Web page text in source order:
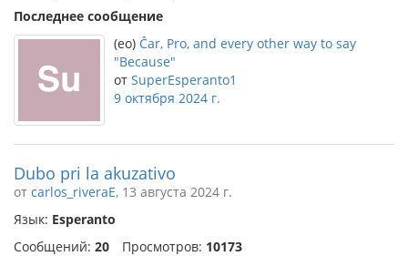
Последнее сообщение
(eo) Ĉar, Pro, and every other way to say
"Because"
от SuperEsperanto1
9 октября 2024 г.
Dubo pri la akuzativo
от carlos_riveraE, 13 августа 2024 г.
Язык: Esperanto
Сообщений: 20 Просмотров: 10173